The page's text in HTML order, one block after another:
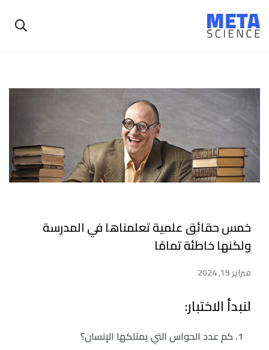
خمس حقائق علمية تعلمناها في المدرسة
ولكنها خاطئة تمامًا
فبراير 19, 2024
لنبدأ الاختبار:
كم عدد الحواس التي يمتلكها الإنسان؟